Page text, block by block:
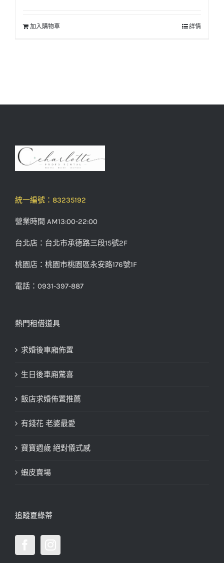
加入購物車 詳情
統一編號：83235192
營業時間 AM13:00-22:00
台北店：台北市承德路三段15號2F
桃園店：桃園市桃園區永安路176號1F
電話：0931-397-887
熱門租借道具
求婚後車廂佈置
生日後車廂驚喜
飯店求婚佈置推薦
有錢花 老婆最愛
寶寶週歲 絕對儀式感
蝦皮賣場
追蹤夏綠蒂